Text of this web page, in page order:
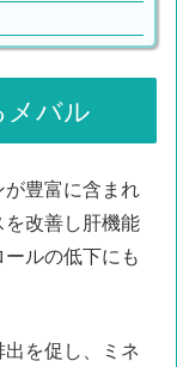
メバル
が豊富に含まれ
を改善し肝機能
ルの低下にも
を促し、ミネ